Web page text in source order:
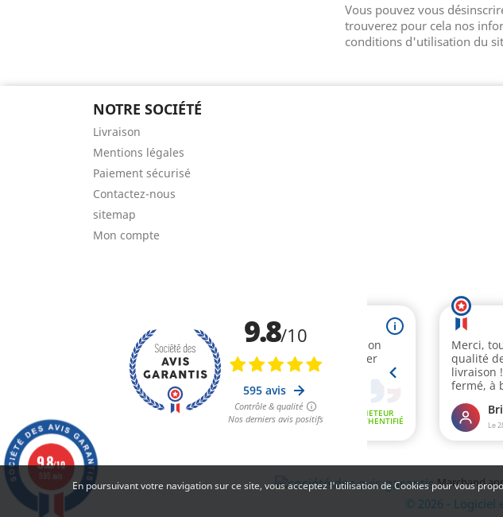
Vous pouvez vous
trouverez pour cela nos
conditions d'utilisation du
NOTRE SOCIÉTÉ
Livraison
Mentions légales
Paiement sécurisé
Contactez-nous
sitemap
Mon compte
Marchand
© 2026 - Logiciel
En poursuivant votre navigation sur ce site, vous acceptez l'utilisation de Cookies pour vous
9.8/10
595 avis